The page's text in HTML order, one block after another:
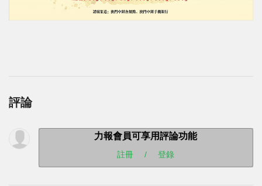
評論
力報會員可享用評論功能
註冊 / 登錄